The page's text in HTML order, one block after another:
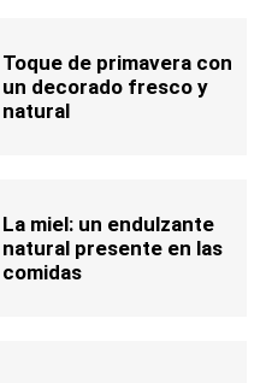
Toque de primavera con
un decorado fresco y
natural
La miel: un endulzante
natural presente en las
comidas